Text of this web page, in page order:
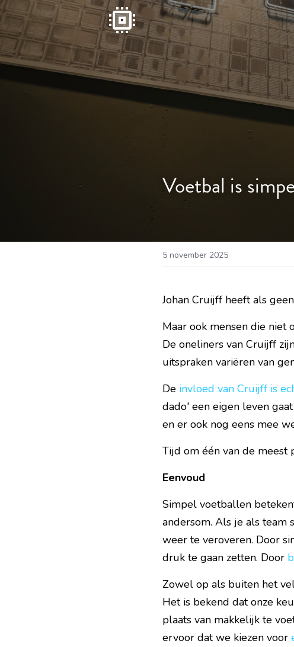
Voetbal is
5 november 2025
Johan Cruijff heeft als
Maar ook mensen die niet
De oneliners van Cruijff
uitspraken variëren van
De invloed van Cruijff is
dado' een eigen leven
en er ook nog eens mee
Tijd om één van de meest
Eenvoud
Simpel voetballen
andersom. Als je als team
weer te veroveren. Door
druk te gaan zetten. Door
Zowel op als buiten het
Het is bekend dat onze
plaats van makkelijk te
ervoor dat we kiezen voor